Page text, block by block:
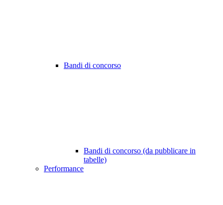
Bandi di concorso
Bandi di concorso (da pubblicare in
tabelle)
Performance